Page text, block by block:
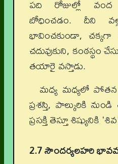
పది రోజుల్లో వంద
బోధించడం. దీని
భావించకుండా, చక్కగా
చదువుకుని, కంఠస్థం
తయారై వస్తాడు.
మధ్య మధ్యలో పోతన
ప్రశస్తి, పాల్కురికి
ప్రసక్తి తెస్తూ శిష్యునికి
2.7 సౌందర్యలహరి